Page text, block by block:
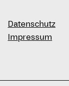
Datenschutz
Impressum